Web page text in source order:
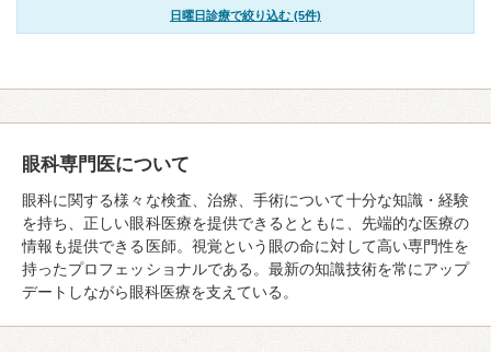
日曜日診療で絞り込む (5件)
眼科専門医について
眼科に関する様々な検査、治療、手術について十分な知識・経験
を持ち、正しい眼科医療を提供できるとともに、先端的な医療の
情報も提供できる医師。視覚という眼の命に対して高い専門性を
持ったプロフェッショナルである。最新の知識技術を常にアップ
デートしながら眼科医療を支えている。